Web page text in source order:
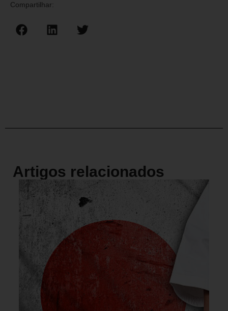
Compartilhar:
Artigos relacionados